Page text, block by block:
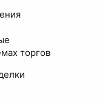
торгов